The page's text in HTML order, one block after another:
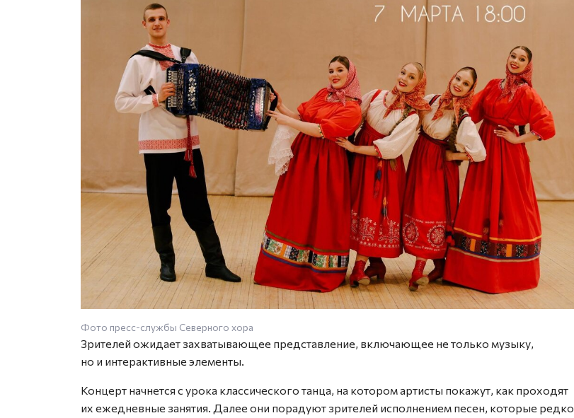
Фото пресс-службы Северного хора
Зрителей ожидает захватывающее представление, включающее не только музыку,
но и интерактивные элементы.
Концерт начнется с урока классического танца, на котором артисты покажут, как проходят
их ежедневные занятия. Далее они порадуют зрителей исполнением песен, которые редко